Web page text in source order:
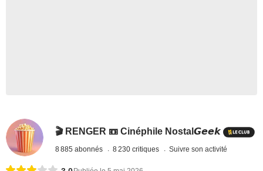
🎬 RENGER 📼 Cinéphile Nostal𝙂𝙚𝙚𝙠
8 885 abonnés 8 230 critiques Suivre son activité